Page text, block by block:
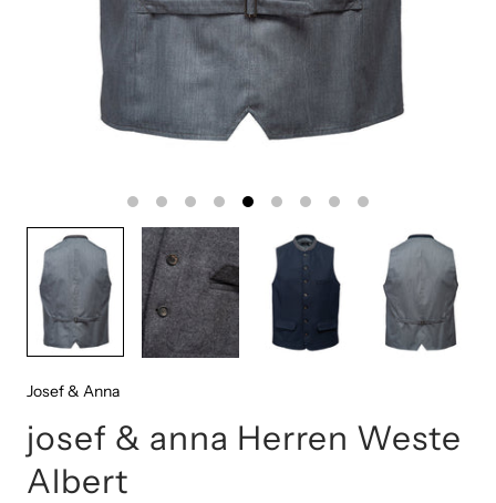
Josef & Anna
josef & anna Herren Weste
Albert